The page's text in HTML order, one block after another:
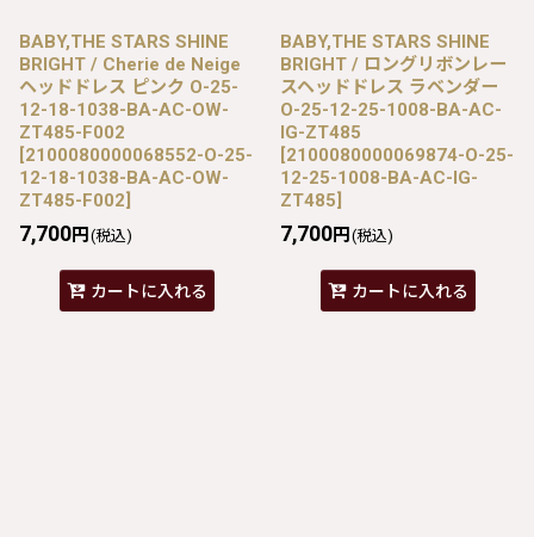
BABY,THE STARS SHINE
BRIGHT / Cherie de Neige
ヘッドドレス ピンク O-25-
12-18-1038-BA-AC-OW-
ZT485-F002
[2100080000068552-O-25-
12-18-1038-BA-AC-OW-
ZT485-F002]
7,700円 (税込)
カートに入れる
BABY,THE STARS SHINE
BRIGHT / ロングリボンレー
スヘッドドレス ラベンダー
O-25-12-25-1008-BA-AC-
IG-ZT485
[2100080000069874-O-25-
12-25-1008-BA-AC-IG-
ZT485]
7,700円 (税込)
カートに入れる